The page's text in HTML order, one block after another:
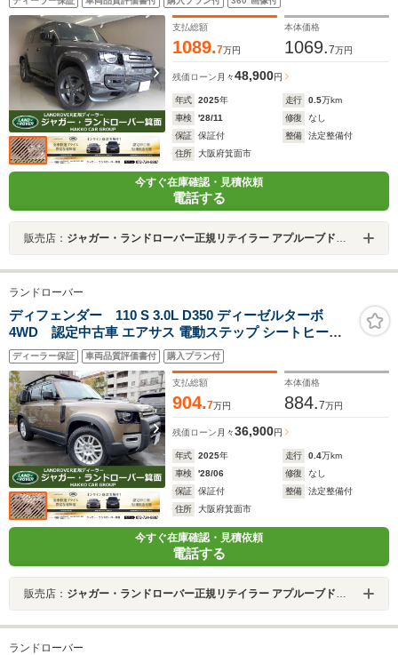
電動ステップ 背面タイヤカバー MERIDIAN 純正ドラレコ
シートヒータ&クーラ 非接触充電 360カメラ
ACC/LKA/BSM/RTM 20AW
支払総額
1089.7万円
本体価格
1069.7万円
残価ローン 月々48,900円
年式 2025年 走行 0.5万km
車検
'28/11 修復
なし
保証
保証付 整備
法定整備付
住所
大阪府箕面市
今すぐ在庫確認・見積依頼
電話する
販売店： ジャガー・ランドローバー正規リテイラー アプルーブドセンター箕面
ランドローバー
ディフェンダー 110 S 3.0L D350 ディーゼルターボ
4WD 認定中古車 エアサス 電動ステップ シートヒータ
デジタルミラー サイドBOX ルーフラック サイドラダー
フェンダートリム フロントEXプロテクション マッドガー
ド 背面タイヤカバー チェッカープロテクション
ディーラー保証 車両品質評価書付 購入プラン付
支払総額
904.7万円
本体価格
884.7万円
残価ローン 月々36,900円
年式 2025年 走行 0.4万km
車検
'28/06 修復
なし
保証
保証付 整備
法定整備付
住所
大阪府箕面市
今すぐ在庫確認・見積依頼
電話する
販売店： ジャガー・ランドローバー正規リテイラー アプルーブドセンター箕面
ランドローバー